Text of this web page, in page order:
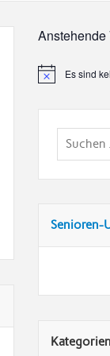
Anstehende
Es sind
Senioren-
Kategorien